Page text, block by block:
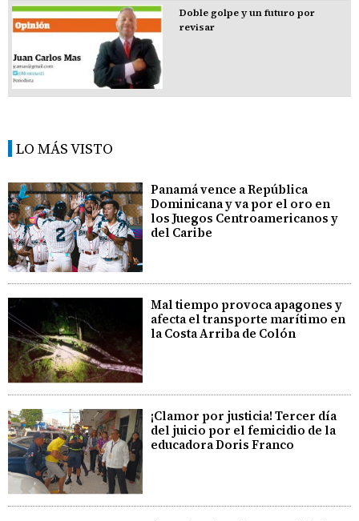
Doble golpe y un futuro por
revisar
LO MÁS VISTO
Panamá vence a República
Dominicana y va por el oro en
los Juegos Centroamericanos y
del Caribe
Mal tiempo provoca apagones y
afecta el transporte marítimo en
la Costa Arriba de Colón
¡Clamor por justicia! Tercer día
del juicio por el femicidio de la
educadora Doris Franco